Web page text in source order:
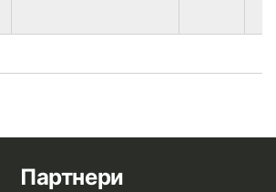
Партнери